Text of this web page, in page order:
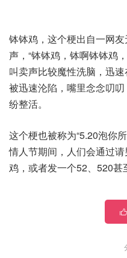
钵钵鸡，这个梗出自一网
声，“钵钵鸡，钵啊钵钵鸡
叫卖声比较魔性洗脑，迅
被迅速沦陷，嘴里念念叨
纷整活。
这个梗也被称为“5.20泡你
情人节期间，人们会通过
鸡，或者发一个52、520甚
